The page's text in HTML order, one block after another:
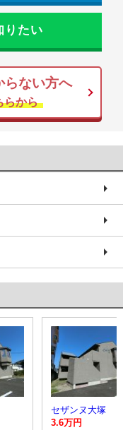
りたい
らない方へ
らから
セザンヌ大塚
3.6万円